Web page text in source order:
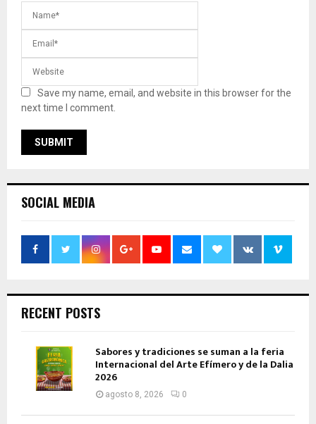
Save my name, email, and website in this browser for the
next time I comment.
SOCIAL MEDIA
RECENT POSTS
Sabores y tradiciones se suman a la feria
Internacional del Arte Efímero y de la Dalia
2026
agosto 8, 2026 0